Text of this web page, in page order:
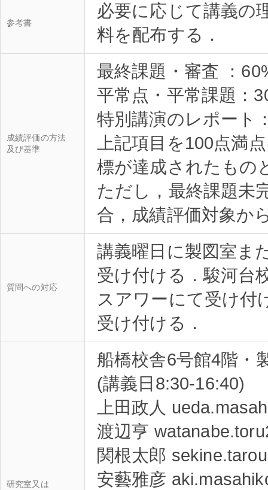
参考書
必要に応じて講義の
料を配布する．
成績評価の方法
及び基準
最終課題・審査 ：
平常点・平常課題：
特別講演のレポート
上記項目を100点満
標が達成されたもの
ただし，最終課題未
質問への対応
講義曜日に製図室ま
受け付ける．駿河台
スアワーにて受け付
研究室又は
船橋校舎6号館4階・
(講義日8:30-16:40)
上田政人
渡辺亨
関根太郎
安藝雅彦